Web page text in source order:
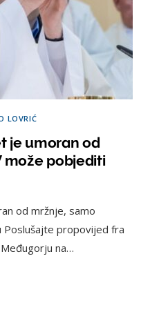
LOVRIĆ
je umoran od
može pobjediti
od mržnje, samo
Poslušajte propovijed fra
na…